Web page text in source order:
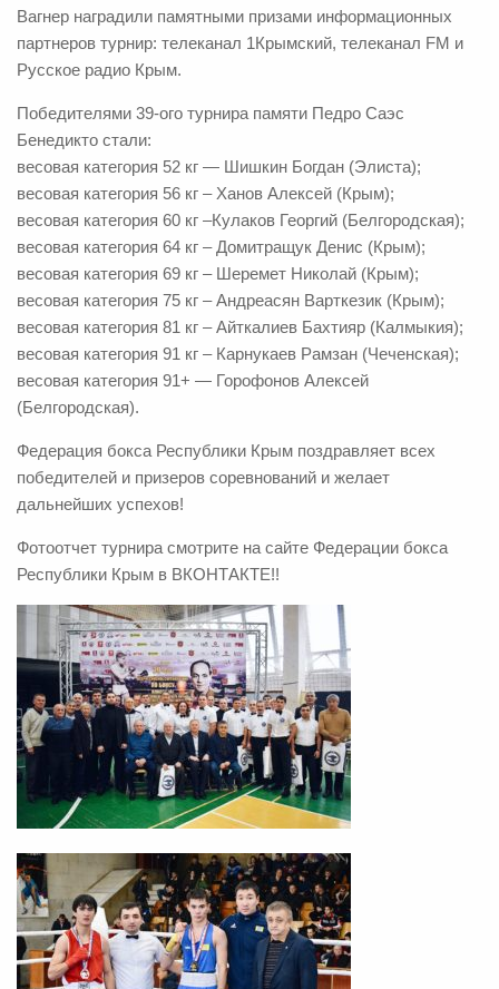
Вагнер наградили памятными призами информационных
партнеров турнир: телеканал 1Крымский, телеканал FM и
Русское радио Крым.
Победителями 39-ого турнира памяти Педро Саэс
Бенедикто стали:
весовая категория 52 кг — Шишкин Богдан (Элиста);
весовая категория 56 кг – Ханов Алексей (Крым);
весовая категория 60 кг –Кулаков Георгий (Белгородская);
весовая категория 64 кг – Домитращук Денис (Крым);
весовая категория 69 кг – Шеремет Николай (Крым);
весовая категория 75 кг – Андреасян Варткезик (Крым);
весовая категория 81 кг – Айткалиев Бахтияр (Калмыкия);
весовая категория 91 кг – Карнукаев Рамзан (Чеченская);
весовая категория 91+ — Горофонов Алексей
(Белгородская).
Федерация бокса Республики Крым поздравляет всех
победителей и призеров соревнований и желает
дальнейших успехов!
Фотоотчет турнира смотрите на сайте Федерации бокса
Республики Крым в ВКОНТАКТЕ!!